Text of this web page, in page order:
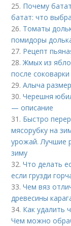
25. Почему
батат: что
26. Томаты
помидоры
27. Рецепт
28.Жмых из
после соковарки
29.Алыча
30.Черешня
— описание
31. Быстро
мясорубку на
урожай. Лучшие
зиму
32.Что делать
если грузди
33.Чем вяз
древесины
34. Как удалить
Чем можно